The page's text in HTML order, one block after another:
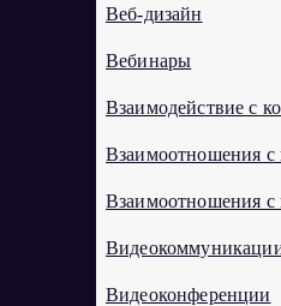
Веб-дизайн
Вебинары
Взаимодействие с
Взаимоотношения
Взаимоотношения
Видеоконференции